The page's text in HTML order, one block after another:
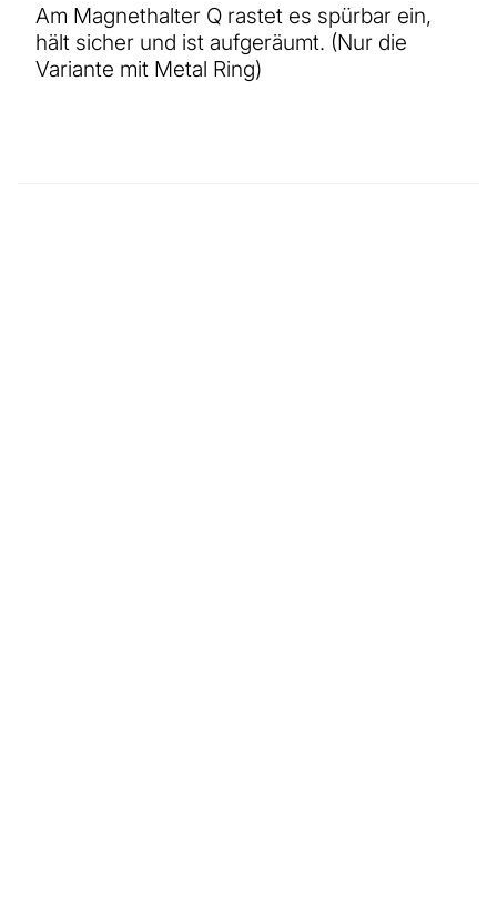
Am Magnethalter Q rastet es spürbar ein,
hält sicher und ist aufgeräumt. (Nur die
Variante mit Metal Ring)